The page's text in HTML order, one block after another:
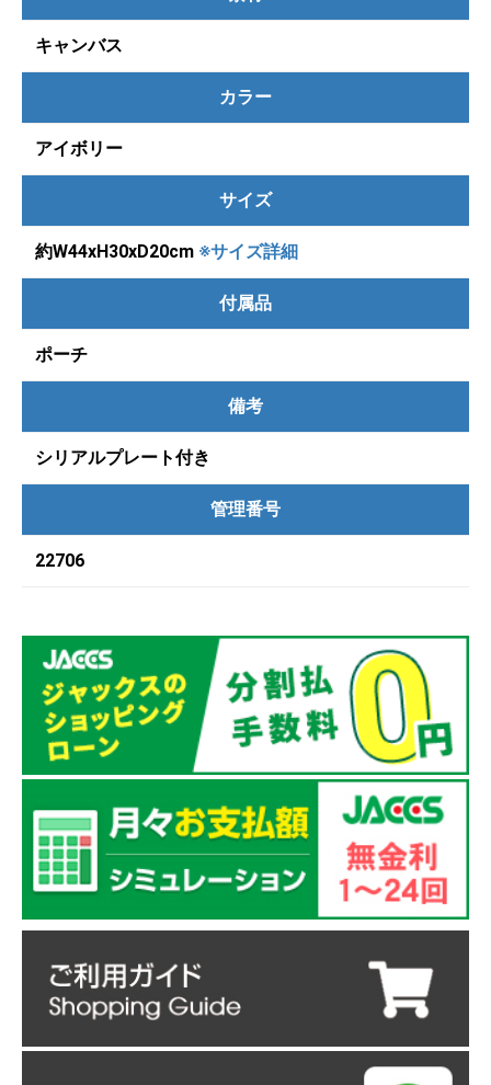
キャンバス
カラー
アイボリー
サイズ
約W44xH30xD20cm ※サイズ詳細
付属品
ポーチ
備考
シリアルプレート付き
管理番号
22706